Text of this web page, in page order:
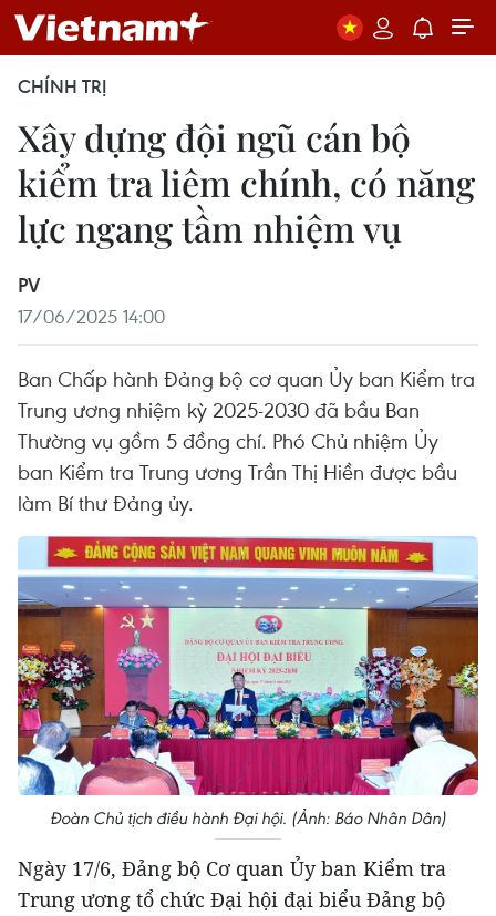
CHÍNH TRỊ
Xây dựng đội ngũ cán bộ
kiểm tra liêm chính, có năng
lực ngang tầm nhiệm vụ
PV
17/06/2025 14:00
Ban Chấp hành Đảng bộ cơ quan Ủy ban Kiểm tra
Trung ương nhiệm kỳ 2025-2030 đã bầu Ban
Thường vụ gồm 5 đồng chí. Phó Chủ nhiệm Ủy
ban Kiểm tra Trung ương Trần Thị Hiền được bầu
làm Bí thư Đảng ủy.
Đoàn Chủ tịch điều hành Đại hội. (Ảnh: Báo Nhân Dân)
Ngày 17/6, Đảng bộ Cơ quan Ủy ban Kiểm tra
Trung ương tổ chức Đại hội đại biểu Đảng bộ